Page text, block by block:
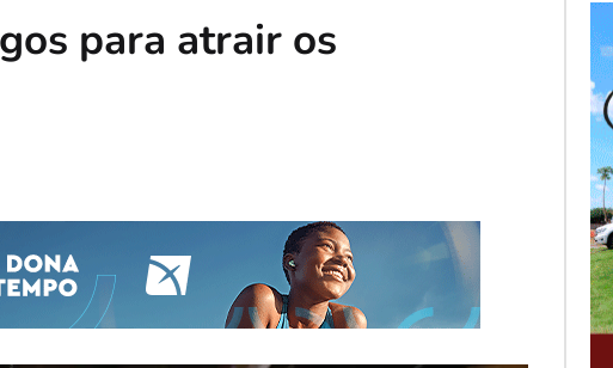
para atrair os